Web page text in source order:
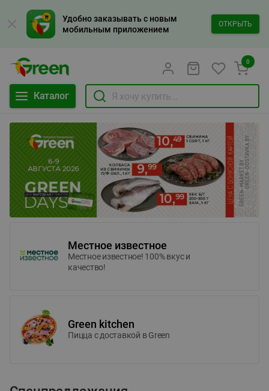
Удобно заказывать с новым
мобильным приложением
ОТКРЫТЬ
Каталог
0
Местное известное
Местное известное! 100% вкус и
качество!
Green kitchen
Пицца c доставкой в Green